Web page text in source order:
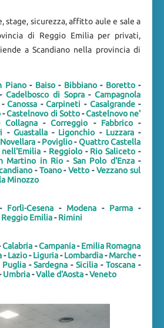
stage, sicurezza, affitto aule e sale a
di Reggio Emilia per privati,
a Scandiano nella provincia di
Piano- Baiso- Bibbiano- Boretto-
Cadelbosco di Sopra- Campagnola
-Canossa -Carpineti - Casalgrande-
-Castelnovo di Sotto-Castelnovo ne'
Collagna-Correggio - Fabbrico-
- Guastalla- Ligonchio - Luzzara-
Novellara -Poviglio-Quattro Castella
nell'Emilia - Reggiolo- Rio Saliceto -
Martino in Rio- San Polo d'Enza-
-Toano-Vetto -Vezzano sul
Minozzo
Forlì-Cesena - Modena - Parma -
Reggio Emilia-Rimini
Calabria -Campania-Emilia Romagna
-Lazio-Liguria-Lombardia-Marche-
Puglia-Sardegna -Sicilia -Toscana -
Umbria-Valle d'Aosta-Veneto